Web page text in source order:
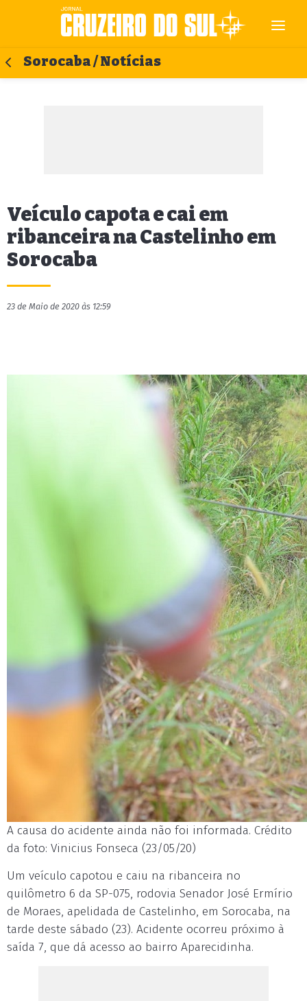
Sorocaba / Notícias
Veículo capota e cai em
ribanceira na Castelinho em
Sorocaba
23 de Maio de 2020 às 12:59
A causa do acidente ainda não foi informada. Crédito
da foto: Vinicius Fonseca (23/05/20)
Um veículo capotou e caiu na ribanceira no
quilômetro 6 da SP-075, rodovia Senador José Ermírio
de Moraes, apelidada de Castelinho, em Sorocaba, na
tarde deste sábado (23). Acidente ocorreu próximo à
saída 7, que dá acesso ao bairro Aparecidinha.